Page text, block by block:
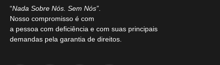
“Nada Sobre Nós. Sem Nós”
Nosso compromisso é com
a pessoa com deficiência e com suas principais
demandas pela garantia de direitos.